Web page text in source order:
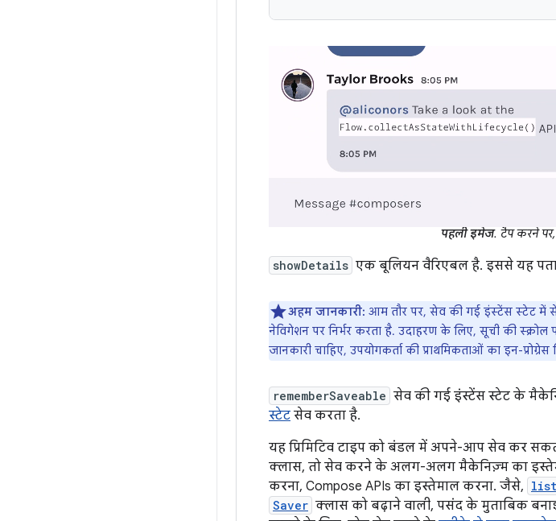
पहली इमेज. टैप करने
showDetails एक बूलियन वैरिएबल है. इससे यह
अहम जानकारी: आम तौर पर, सेव की गई इंस्टेंस स्टेट में
नेविगेशन पर निर्भर करता है. उदाहरण के लिए, सूची की
जानकारी चाहिए, उपयोगकर्ता की प्राथमिकताओं का इन-
rememberSaveable सेव की गई इंस्टेंस स्टेट के
स्टेट सेव करता है.
यह प्रिमिटिव टाइप को बंडल में अपने-आप सेव कर
क्लास, तो सेव करने के अलग-अलग मैकेनिज़्म का
करना, Compose APIs का इस्तेमाल करना. जैसे,
Saver क्लास को बढ़ाने वाली, पसंद के मुताबिक